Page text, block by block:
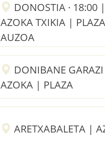
DONOSTIA · 18:00
AZOKA TXIKIA |
AUZOA
DONIBANE
AZOKA | PLAZA
ARETXABALETA |